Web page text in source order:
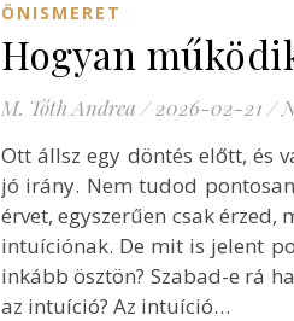
ÖNISMERET
Hogyan
M. Tóth Andrea / 2026-02-21 /
Ott állsz egy döntés előtt, és
jó irány. Nem tudod
érvet, egyszerűen csak
intuíciónak. De mit is jelent
inkább ösztön? Szabad-e rá
az intuíció? Az intuíció…